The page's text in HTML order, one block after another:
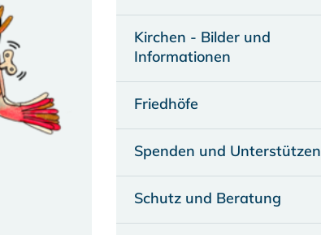
Kirchen - Bilder und
Informationen
Friedhöfe
Spenden und Unterstützen
Schutz und Beratung